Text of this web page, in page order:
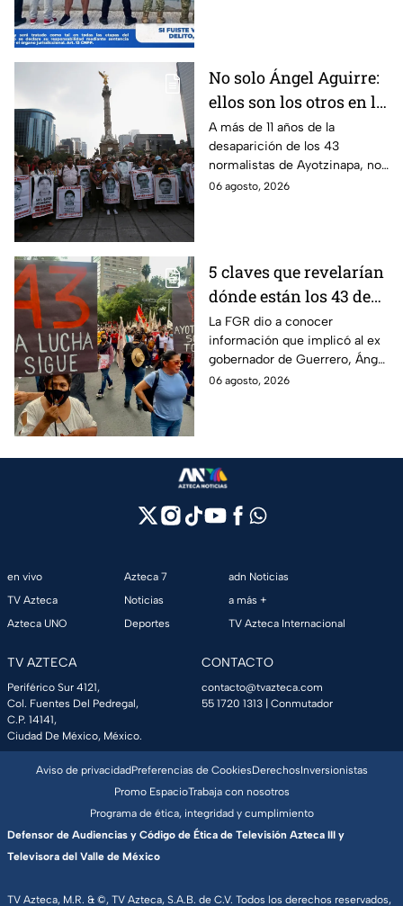
No solo Ángel Aguirre:
ellos son los otros en la
lupa por el caso
Ayotzinapa
A más de 11 años de la
desaparición de los 43
normalistas de Ayotzinapa, no
se ha conocido el paradero de
06 agosto, 2026
5 claves que revelarían
dónde están los 43 de
Ayotzinapa tras
captura de Ángel
Aguirre, ex gobernador
de Guerrero
La FGR dio a conocer
información que implicó al ex
gobernador de Guerrero, Ángel
Aguirre, quien fue detenido
06 agosto, 2026
en vivo
TV Azteca
Azteca UNO
Azteca 7
Noticias
Deportes
adn Noticias
a más +
TV Azteca Internacional
TV AZTECA
Periférico Sur 4121,
Col. Fuentes Del Pedregal,
C.P. 14141,
Ciudad De México, México.
CONTACTO
contacto@tvazteca.com
55 1720 1313 | Conmutador
TV Azteca, M.R. & ©, TV Azteca, S.A.B. de C.V. Todos los derechos reservados,
Aviso de privacidadPreferencias de CookiesDerechosInversionistas
Promo EspacioTrabaja con nosotros
Programa de ética, integridad y cumplimiento
Defensor de Audiencias y Código de Ética de Televisión Azteca III y
Televisora del Valle de México